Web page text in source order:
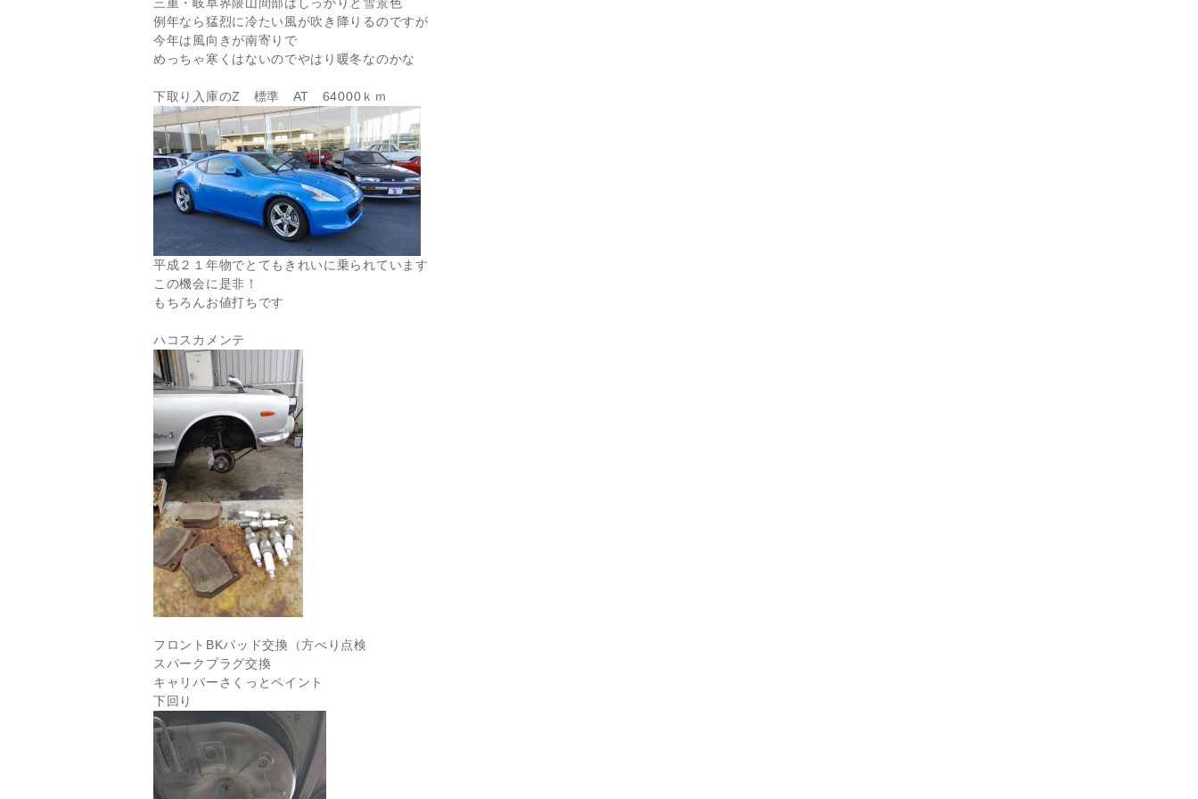
例年なら猛烈に冷たい風が吹き降りるのですが
今年は風向きが南寄りで
めっちゃ寒くはないのでやはり暖冬なのかな
下取り入庫のZ 標準 AT 64000ｋｍ
平成２１年物でとてもきれいに乗られています
この機会に是非！
もちろんお値打ちです
ハコスカメンテ
フロントBKパッド交換（方べり点検
スパークプラグ交換
キャリパーさくっとペイント
下回り